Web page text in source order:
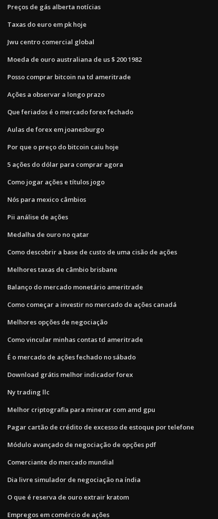
Preços de gás alberta notícias
Taxas do euro em pk hoje
Jwu centro comercial global
Moeda de ouro australiana de us $ 200 1982
Posso comprar bitcoin na td ameritrade
Ações a observar a longo prazo
Que feriados é o mercado forex fechado
Aulas de forex em joanesburgo
Por que o preço do bitcoin caiu hoje
5 ações do dólar para comprar agora
Como jogar ações e títulos jogo
Nós para mexico câmbios
Pii análise de ações
Medalha de ouro no qatar
Como descobrir a base de custo de uma cisão de ações
Melhores taxas de câmbio brisbane
Balanço do mercado monetário ameritrade
Como começar a investir no mercado de ações canadá
Melhores opções de negociação
Como vincular minhas contas td ameritrade
É o mercado de ações fechado no sábado
Download grátis melhor indicador forex
Ny trading llc
Melhor criptografia para minerar com amd gpu
Pagar cartão de crédito de excesso de estoque por telefone
Módulo avançado de negociação de opções pdf
Comerciante do mercado mundial
Dia livre simulador de negociação na índia
O que é reserva de ouro extrair kratom
Empregos em comércio de ações